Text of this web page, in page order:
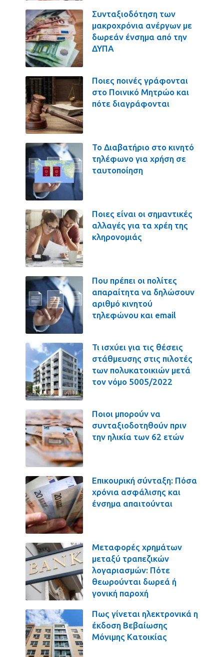
Συνταξιοδότηση των
μακροχρόνια ανέργων με
δωρεάν ένσημα από την
ΔΥΠΑ
Ποιες ποινές γράφονται
στο Ποινικό Μητρώο και
πότε διαγράφονται
Το Διαβατήριο στο κινητό
τηλέφωνο για χρήση σε
ταυτοποίηση
Ποιες είναι οι σημαντικές
αλλαγές για τα χρέη της
κληρονομιάς
Που πρέπει οι πολίτες
απαραίτητα να δηλώσουν
αριθμό κινητού
τηλεφώνου και email
Τι ισχύει για τις θέσεις
στάθμευσης στις πιλοτές
των πολυκατοικιών μετά
τον νόμο 5005/2022
Ποιοι μπορούν να
συνταξιοδοτηθούν πριν
την ηλικία των 62 ετών
Επικουρική σύνταξη: Πόσα
χρόνια ασφάλισης και
ένσημα απαιτούνται
Μεταφορές χρημάτων
μεταξύ τραπεζικών
λογαριασμών: Πότε
θεωρούνται δωρεά ή
γονική παροχή
Πως γίνεται ηλεκτρονικά η
έκδοση Βεβαίωσης
Μόνιμης Κατοικίας